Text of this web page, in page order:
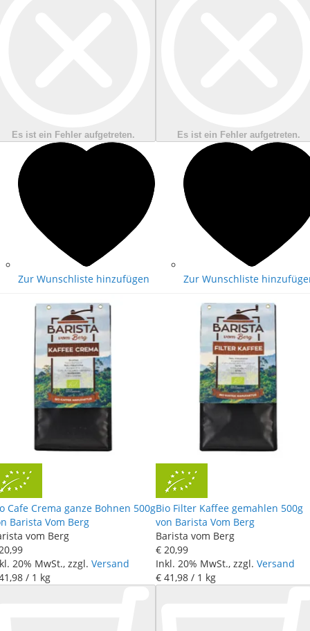
Es ist ein Fehler aufgetreten.
Zur Wunschliste hinzufügen
Es ist ein Fehler aufgetreten.
Zur Wunschliste
Cafe Crema ganze Bohnen 500g
Barista Vom Berg
vom Berg
,99
20% MwSt., zzgl. Versand
,98 / 1 kg
Bio Filter Kaffee gemahlen 500g
von Barista Vom Berg
Barista vom Berg
€ 20,99
Inkl. 20% MwSt., zzgl. Versand
€ 41 ,98 / 1 kg